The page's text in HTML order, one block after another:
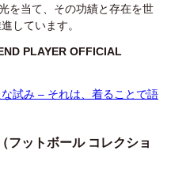
を当て、その功績と存在を世
しています。
PLAYER OFFICIAL
試み – それは、着ることで語
フットボール コレクショ